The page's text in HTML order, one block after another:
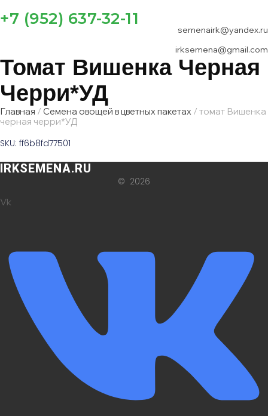
+7 (952) 637-32-11
semenairk@yandex.ru
irksemena@gmail.com
Томат Вишенка Черная
Черри*УД
Главная / Семена овощей в цветных пакетах / томат Вишенка
черная черри*УД
SKU: ff6b8fd77501
IRKSEMENA.RU
© 2026
Vk